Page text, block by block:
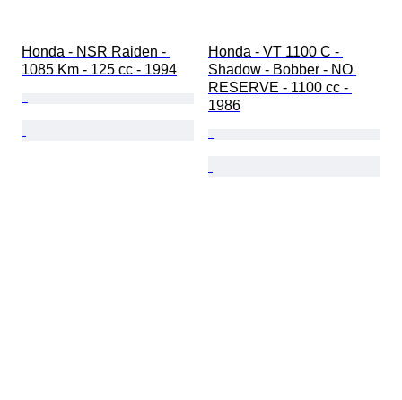
Honda - NSR Raiden -
1085 Km - 125 cc - 1994
Honda - VT 1100 C -
Shadow - Bobber - NO
RESERVE - 1100 cc -
1986